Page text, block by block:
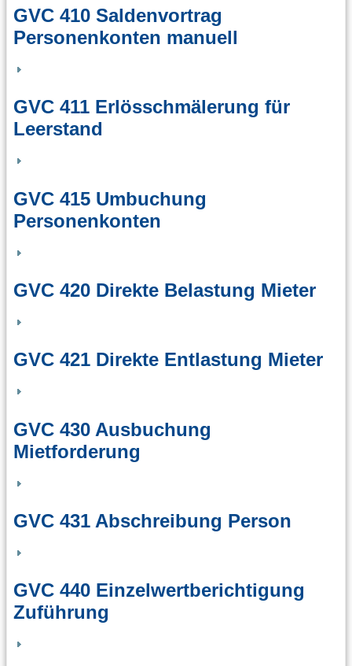
GVC 410 Saldenvortrag
Personenkonten manuell
GVC 411 Erlösschmälerung für
Leerstand
GVC 415 Umbuchung
Personenkonten
GVC 420 Direkte Belastung Mieter
GVC 421 Direkte Entlastung Mieter
GVC 430 Ausbuchung
Mietforderung
GVC 431 Abschreibung Person
GVC 440 Einzelwertberichtigung
Zuführung